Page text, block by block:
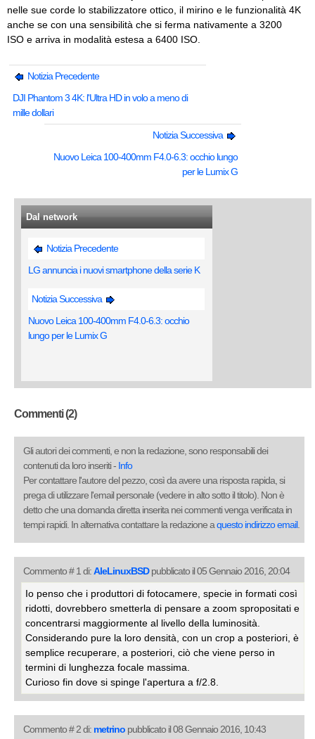
nelle sue corde lo stabilizzatore ottico, il mirino e le funzionalità 4K
anche se con una sensibilità che si ferma nativamente a 3200
ISO e arriva in modalità estesa a 6400 ISO.
Notizia Precedente
DJI Phantom 3 4K: l'Ultra HD in volo a meno di
mille dollari
Notizia Successiva
Nuovo Leica 100-400mm F4.0-6.3: occhio lungo
per le Lumix G
Dal network
Notizia Precedente
LG annuncia i nuovi smartphone della serie K
Notizia Successiva
Nuovo Leica 100-400mm F4.0-6.3: occhio
lungo per le Lumix G
Commenti (2)
Gli autori dei commenti, e non la redazione, sono responsabili dei
contenuti da loro inseriti - Info
Per contattare l'autore del pezzo, così da avere una risposta rapida, si
prega di utilizzare l'email personale (vedere in alto sotto il titolo). Non è
detto che una domanda diretta inserita nei commenti venga verificata in
tempi rapidi. In alternativa contattare la redazione aquesto indirizzo email.
Commento # 1 di:AleLinuxBSDpubblicato il 05 Gennaio 2016, 20:04
Io penso che i produttori di fotocamere, specie in formati così
ridotti, dovrebbero smetterla di pensare a zoom spropositati e
concentrarsi maggiormente al livello della luminosità.
Considerando pure la loro densità, con un crop a posteriori, è
semplice recuperare, a posteriori, ciò che viene perso in
termini di lunghezza focale massima.
Curioso fin dove si spinge l'apertura a f/2.8.
Commento # 2 di: metrino pubblicato il 08 Gennaio 2016, 10:43